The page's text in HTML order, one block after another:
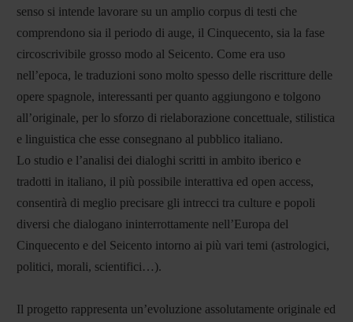
senso si intende lavorare su un amplio corpus di testi che
comprendono sia il periodo di auge, il Cinquecento, sia la fase
circoscrivibile grosso modo al Seicento. Come era uso
nell’epoca, le traduzioni sono molto spesso delle riscritture delle
opere spagnole, interessanti per quanto aggiungono e tolgono
all’originale, per lo sforzo di rielaborazione concettuale, stilistica
e linguistica che esse consegnano al pubblico italiano.
Lo studio e l’analisi dei dialoghi scritti in ambito iberico e
tradotti in italiano, il più possibile interattiva ed open access,
consentirà di meglio precisare gli intrecci tra culture e popoli
diversi che dialogano ininterrottamente nell’Europa del
Cinquecento e del Seicento intorno ai più vari temi (astrologici,
politici, morali, scientifici…).
Il progetto rappresenta un’evoluzione assolutamente originale ed